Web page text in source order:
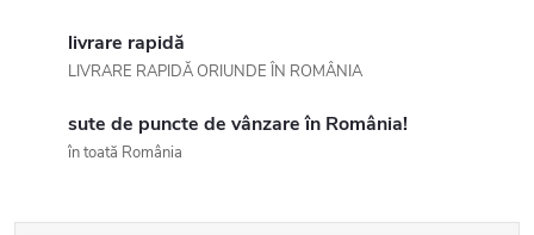
livrare rapidă
LIVRARE RAPIDĂ ORIUNDE ÎN ROMÂNIA
sute de puncte de vânzare în România!
în toată România